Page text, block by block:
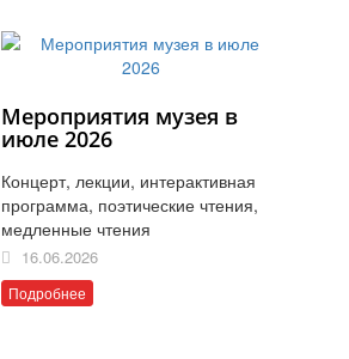
Мероприятия музея в
июле 2026
Концерт, лекции, интерактивная
программа, поэтические чтения,
медленные чтения
16.06.2026
Подробнее